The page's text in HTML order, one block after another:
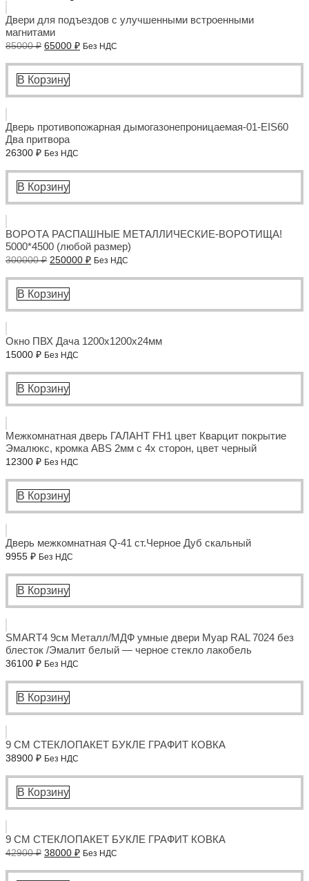
Двери для подъездов с улучшенными встроенными
магнитами
85000₽ Первоначальная
составляла
85000 ₽.
65000 ₽Текущая
65000 ₽.
Без НДС
В Корзину
Дверь противопожарная дымогазонепроницаемая-01-EIS60
Два притвора
26300 ₽ Без НДС
В Корзину
ВОРОТА РАСПАШНЫЕ МЕТАЛЛИЧЕСКИЕ-ВОРОТИЩА!
5000*4500 (любой размер)
300000₽ Первоначальная
составляла
300000 ₽.
250000 ₽Текущая
250000 ₽.
Без НДС
В Корзину
Окно ПВХ Дача 1200x1200x24мм
15000 ₽ Без НДС
В Корзину
Межкомнатная дверь ГАЛАНТ FH1 цвет Кварцит покрытие
Эмалюкс, кромка ABS 2мм с 4х сторон, цвет черный
12300 ₽ Без НДС
В Корзину
Дверь межкомнатная Q-41 ст.Черное Дуб скальный
9955 ₽ Без НДС
В Корзину
SMART4 9см Металл/МДФ умные двери Муар RAL 7024 без
блесток /Эмалит белый — черное стекло лакобель
36100 ₽ Без НДС
В Корзину
9 СМ СТЕКЛОПАКЕТ БУКЛЕ ГРАФИТ КОВКА
38900 ₽ Без НДС
В Корзину
9 СМ СТЕКЛОПАКЕТ БУКЛЕ ГРАФИТ КОВКА
42900₽ Первоначальная
составляла
38000 ₽Текущая
38000 ₽.
Без НДС